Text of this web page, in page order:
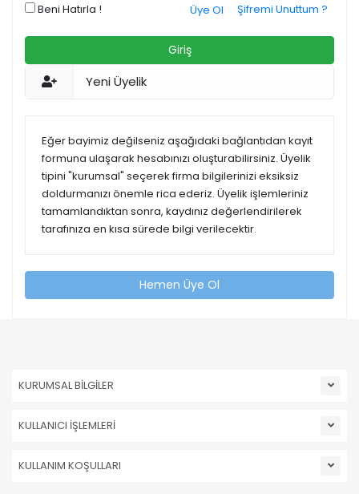
Beni Hatırla ! Şifremi Unuttum ?
Üye Ol
Giriş
Yeni Üyelik
Eğer bayimiz değilseniz aşağıdaki bağlantıdan kayıt
formuna ulaşarak hesabınızı oluşturabilirsiniz. Üyelik
tipini "kurumsal" seçerek firma bilgilerinizi eksiksiz
doldurmanızı önemle rica ederiz. Üyelik işlemleriniz
tamamlandıktan sonra, kaydınız değerlendirilerek
tarafınıza en kısa sürede bilgi verilecektir.
Hemen Üye Ol
KURUMSAL BİLGİLER
KULLANICI İŞLEMLERİ
KULLANIM KOŞULLARI